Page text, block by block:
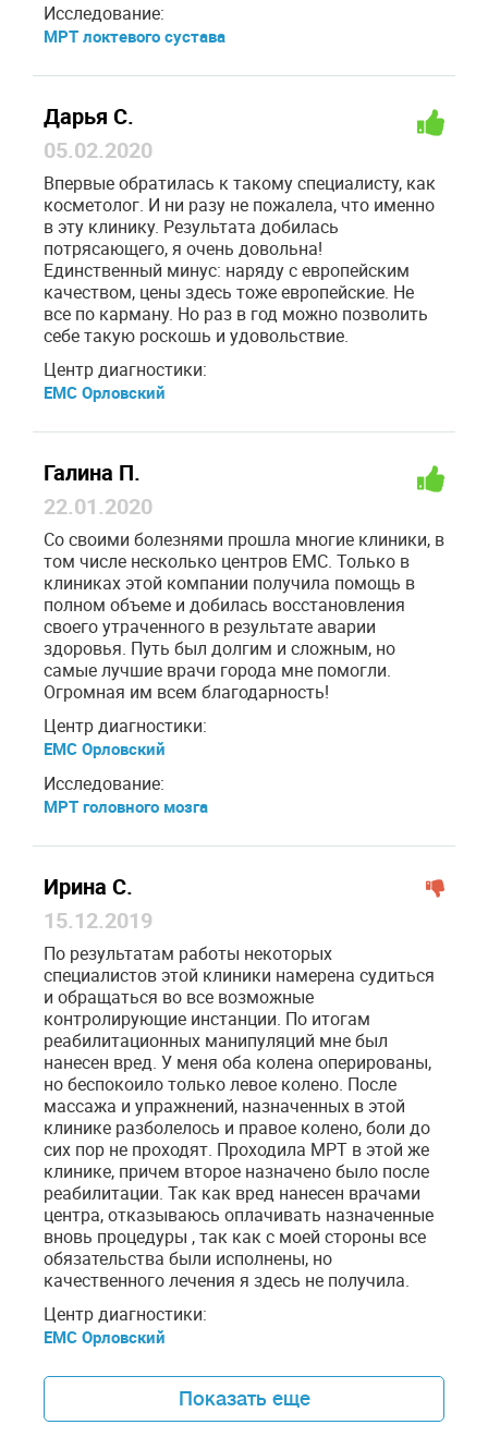
Исследование:
МРТ локтевого сустава
Дарья С.
05.02.2020
Впервые обратилась к такому специалисту, как
косметолог. И ни разу не пожалела, что именно
в эту клинику. Результата добилась
потрясающего, я очень довольна!
Единственный минус: наряду с европейским
качеством, цены здесь тоже европейские. Не
все по карману. Но раз в год можно позволить
себе такую роскошь и удовольствие.
Центр диагностики:
ЕМС Орловский
Галина П.
22.01.2020
Со своими болезнями прошла многие клиники, в
том числе несколько центров ЕМС. Только в
клиниках этой компании получила помощь в
полном объеме и добилась восстановления
своего утраченного в результате аварии
здоровья. Путь был долгим и сложным, но
самые лучшие врачи города мне помогли.
Огромная им всем благодарность!
Центр диагностики:
ЕМС Орловский
Исследование:
МРТ головного мозга
Ирина С.
15.12.2019
По результатам работы некоторых
специалистов этой клиники намерена судиться
и обращаться во все возможные
контролирующие инстанции. По итогам
реабилитационных манипуляций мне был
нанесен вред. У меня оба колена оперированы,
но беспокоило только левое колено. После
массажа и упражнений, назначенных в этой
клинике разболелось и правое колено, боли до
сих пор не проходят. Проходила МРТ в этой же
клинике, причем второе назначено было после
реабилитации. Так как вред нанесен врачами
центра, отказываюсь оплачивать назначенные
вновь процедуры , так как с моей стороны все
обязательства были исполнены, но
качественного лечения я здесь не получила.
Центр диагностики:
ЕМС Орловский
Показать еще